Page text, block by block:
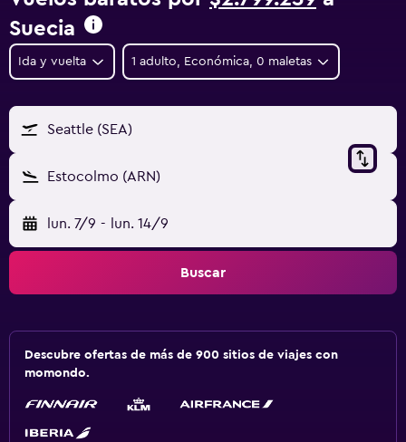
Suecia
Ida y vuelta 1 adulto, Económica, 0 maletas
Seattle (SEA)
Estocolmo (ARN)
lun. 7/9 - lun. 14/9
Buscar
Descubre ofertas de más de 900 sitios de viajes con
momondo.